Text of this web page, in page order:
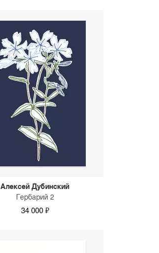
Алексей Дубинский
Гербарий 2
34 000 ₽